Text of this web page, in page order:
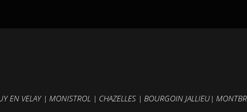
EN VELAY| MONISTROL | CHAZELLES | BOURGOIN JALLIEU|